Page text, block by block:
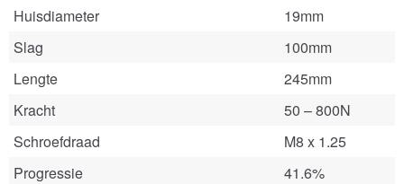
Huisdiameter
19mm
Slag
100mm
Lengte
245mm
Kracht
50 – 800N
Schroefdraad
M8 x 1.25
Progressie
41.6%